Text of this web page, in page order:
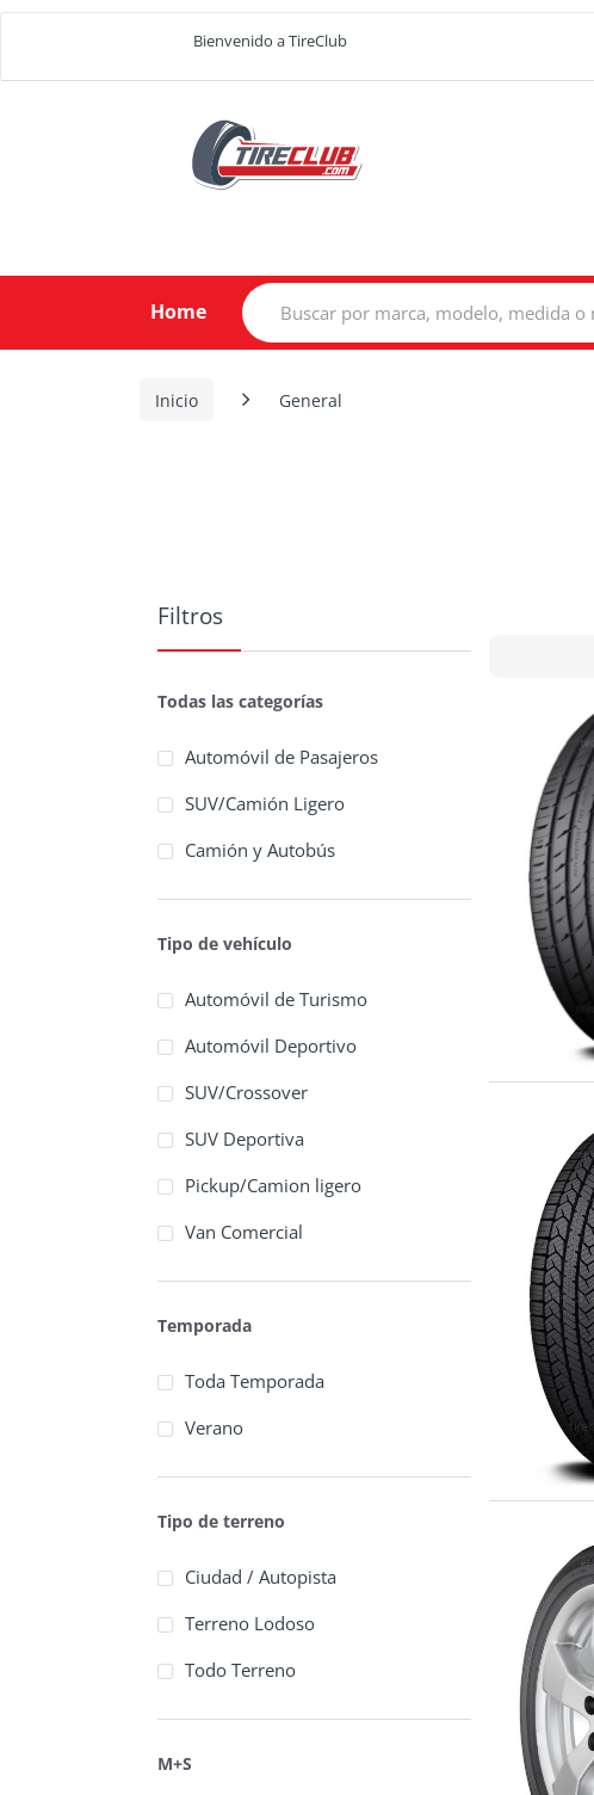
Bienvenido a TireClub
Home
Search
for:
Inicio General
Filtros
Todas las categorías
Automóvil de Pasajeros
SUV/Camión Ligero
Camión y Autobús
Tipo de vehículo
Automóvil de Turismo
Automóvil Deportivo
SUV/Crossover
SUV Deportiva
Pickup/Camion ligero
Van Comercial
Temporada
Toda Temporada
Verano
Tipo de terreno
Ciudad / Autopista
Terreno Lodoso
Todo Terreno
M+S